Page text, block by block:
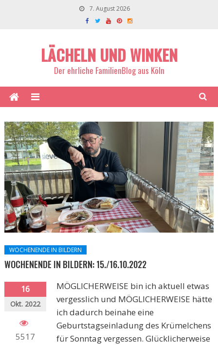
7. August 2026
LÄCHELN UND WINKEN
Der ehrliche FamilienBlog aus Köln
WOCHENENDE IN BILDERN
WOCHENENDE IN BILDERN: 15./16.10.2022
16
Okt. 2022
5517
MÖGLICHERWEISE bin ich aktuell etwas
vergesslich und MÖGLICHERWEISE hätte
ich dadurch beinahe eine
Geburtstagseinladung des Krümelchens
für Sonntag vergessen. Glücklicherweise